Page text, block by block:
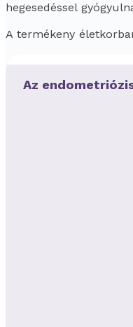
hegesedéssel
A termékeny
Az